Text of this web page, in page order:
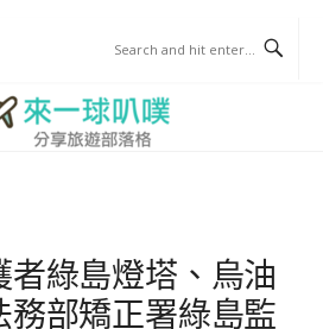
綠島燈塔、烏油
務部矯正署綠島監